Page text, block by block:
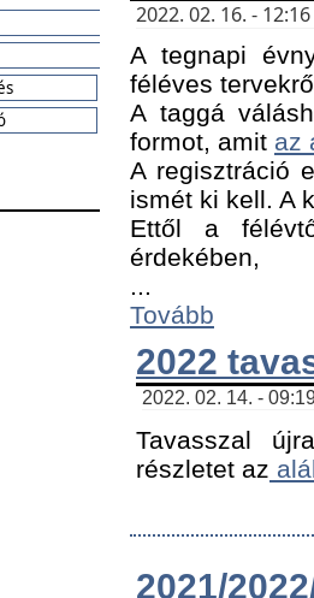
2022. 02. 16. -
A tegnapi
féléves
A taggá
formot, amit az
A regisztráció
ismét ki kell. A
Ettől a
érdekében,
...
Tovább
2022
2022. 02. 14. -
Tavasszal
részletet az
2021/